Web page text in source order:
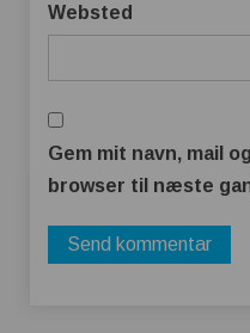
Websted
Gem mit navn, mail
browser til næste